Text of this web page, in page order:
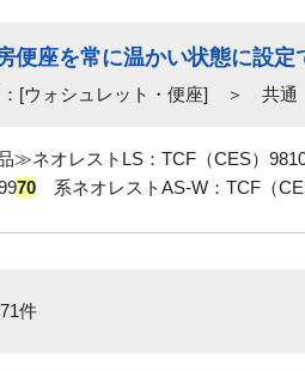
便座を常に温かい状態に設定
：[ウォシュレット・便座] ＞ 共通
≫ネオレストLS：TCF（CES）
70 系ネオレストAS-W：TCF（
件